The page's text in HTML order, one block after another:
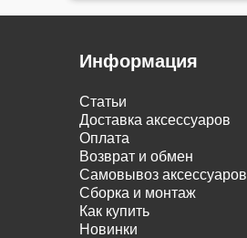
Информация
Статьи
Доставка аксессуаров
Оплата
Возврат и обмен
Самовывоз аксессуаров
Сборка и монтаж
Как купить
Новинки